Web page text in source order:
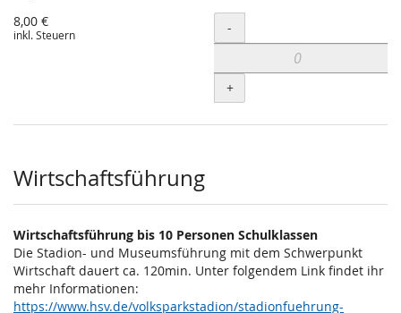
8,00 €
inkl. Steuern Menge
-
+
Wirtschaftsführung
Wirtschaftsführung bis 10 Personen Schulklassen
Die Stadion- und Museumsführung mit dem Schwerpunkt
Wirtschaft dauert ca. 120min. Unter folgendem Link findet ihr
mehr Informationen:
https://www.hsv.de/volksparkstadion/stadionfuehrung-